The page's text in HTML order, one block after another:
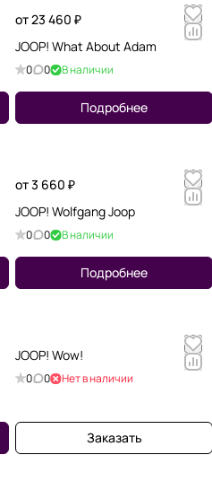
от 23 460 ₽
JOOP! What About Adam
0 0 В наличии
Подробнее
от 3 660 ₽
JOOP! Wolfgang Joop
0 0 В наличии
Подробнее
JOOP! Wow!
0 0 Нет в наличии
Заказать